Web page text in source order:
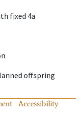
fixed 4a
offspring
Accessibility